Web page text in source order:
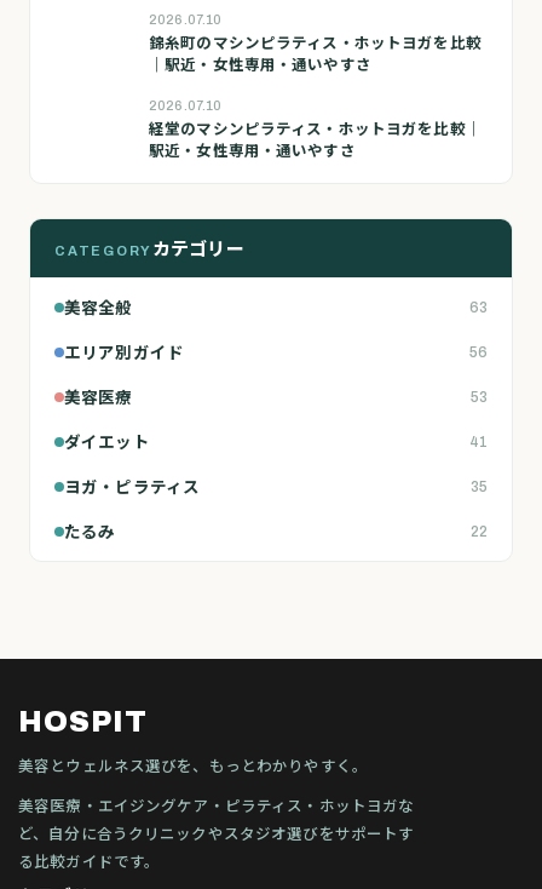
2026.07.10
錦糸町のマシンピラティス・ホットヨガを比較
｜駅近・女性専用・通いやすさ
2026.07.10
経堂のマシンピラティス・ホットヨガを比較｜
駅近・女性専用・通いやすさ
CATEGORY カテゴリー
美容全般 63
エリア別ガイド 56
美容医療 53
ダイエット 41
ヨガ・ピラティス 35
たるみ 22
HOSPIT
美容とウェルネス選びを、もっとわかりやすく。
美容医療・エイジングケア・ピラティス・ホットヨガな
ど、自分に合うクリニックやスタジオ選びをサポートす
る比較ガイドです。